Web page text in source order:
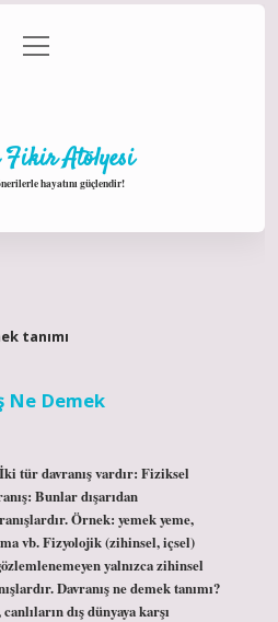
Politikası
menüyü
aç
Atölyesi
hayatını güçlendir!
tanımı
Ne Demek
tür davranış vardır: Fiziksel
Bunlar dışarıdan
Örnek: yemek yeme,
vb. Fizyolojik (zihinsel, içsel)
yalnızca zihinsel
Davranış ne demek tanımı?
dış dünyaya karşı